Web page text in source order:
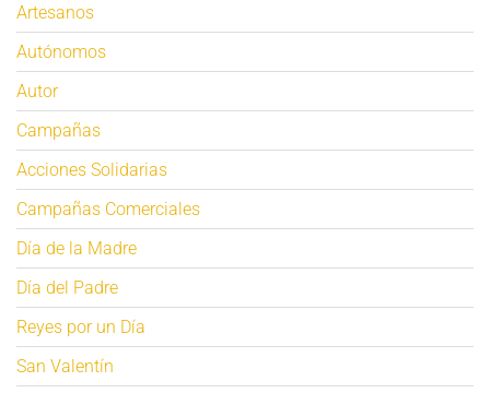
Artesanos
Autónomos
Autor
Campañas
Acciones Solidarias
Campañas Comerciales
Día de la Madre
Día del Padre
Reyes por un Día
San Valentín